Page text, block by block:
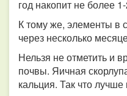
год накопит не более
К тому же, элементы в
через несколько
Нельзя не отметить и
почвы. Яичная
кальция. Так что